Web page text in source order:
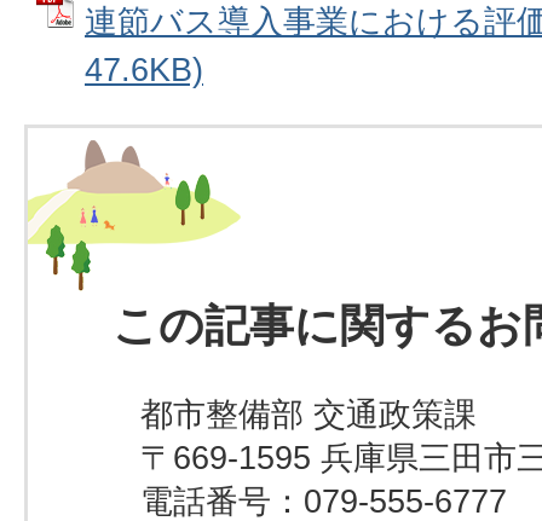
連節バス導入事業における評
47.6KB)
この記事に関するお
都市整備部 交通政策課
〒669-1595 兵庫県三田市
電話番号：079-555-6777